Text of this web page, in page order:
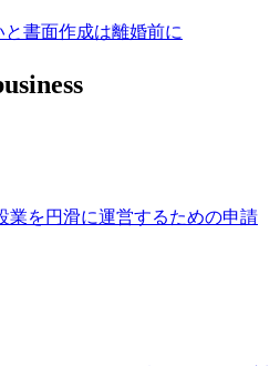
書面作成は離婚前に
業を円滑に運営するための申請